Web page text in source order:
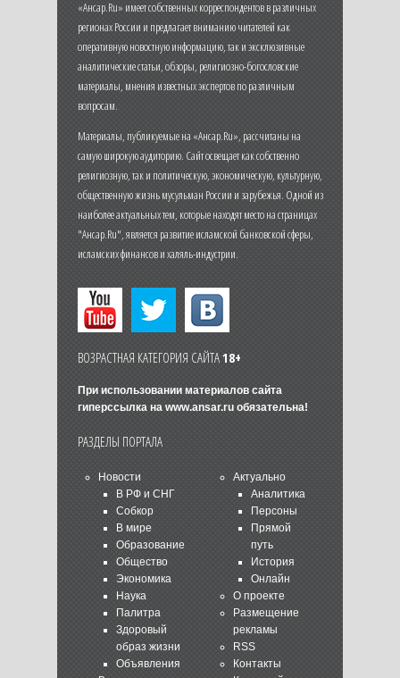
«Ансар.Ru» имеет собственных корреспондентов в различных
регионах России и предлагает вниманию читателей как
оперативную новостную информацию, так и эксклюзивные
аналитические статьи, обзоры, религиозно-богословские
материалы, мнения известных экспертов по различным
вопросам.
Материалы, публикуемые на «Ансар.Ru», рассчитаны на
самую широкую аудиторию. Сайт освещает как собственно
религиозную, так и политическую, экономическую, культурную,
общественную жизнь мусульман России и зарубежья. Одной из
наиболее актуальных тем, которые находят место на страницах
"Ансар.Ru", является развитие исламской банковской сферы,
исламских финансов и халяль-индустрии.
ВОЗРАСТНАЯ КАТЕГОРИЯ САЙТА18+
При использовании материалов сайта
гиперссылка на www.ansar.ruобязательна!
РАЗДЕЛЫ ПОРТАЛА
Новости
В РФ и СНГ
Собкор
В мире
Образование
Общество
Экономика
Наука
Палитра
Здоровый
образ жизни
Объявления
Актуально
Аналитика
Персоны
Прямой
путь
История
Онлайн
О проекте
Размещение
рекламы
RSS
Контакты